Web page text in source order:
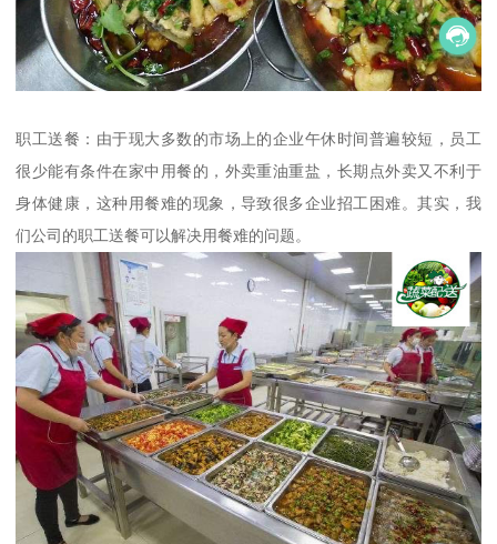
职工送餐：由于现大多数的市场上的企业午休时间普遍较短，员工
很少能有条件在家中用餐的，外卖重油重盐，长期点外卖又不利于
身体健康，这种用餐难的现象，导致很多企业招工困难。其实，我
们公司的职工送餐可以解决用餐难的问题。